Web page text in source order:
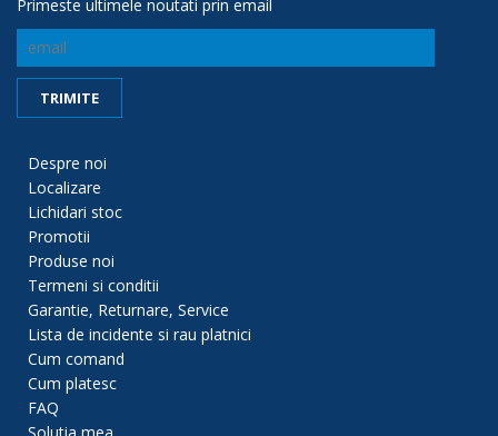
Primeste ultimele noutati prin email
Despre noi
Localizare
Lichidari stoc
Promotii
Produse noi
Termeni si conditii
Garantie, Returnare, Service
Lista de incidente si rau platnici
Cum comand
Cum platesc
FAQ